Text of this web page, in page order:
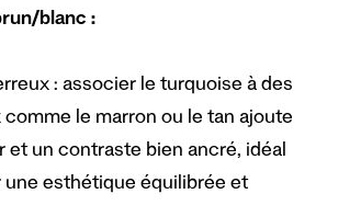
blanc :
: associer le turquoise à des
le marron ou le tan ajoute
et un contraste bien ancré, idéal
une esthétique équilibrée et